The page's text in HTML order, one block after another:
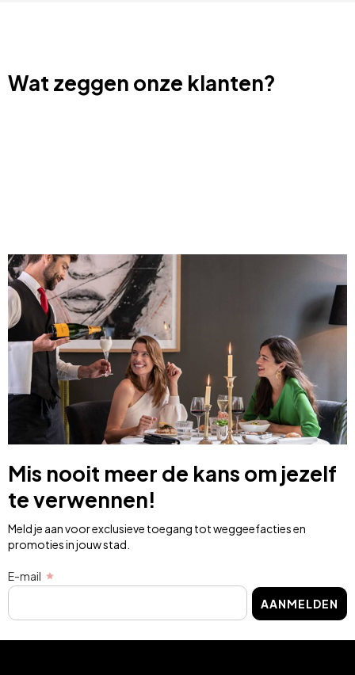
Wat zeggen onze klanten?
Mis nooit meer de kans om jezelf
te verwennen!
Meld je aan voor exclusieve toegang tot weggeefacties en
promoties in jouw stad.
E-mail
AANMELDEN